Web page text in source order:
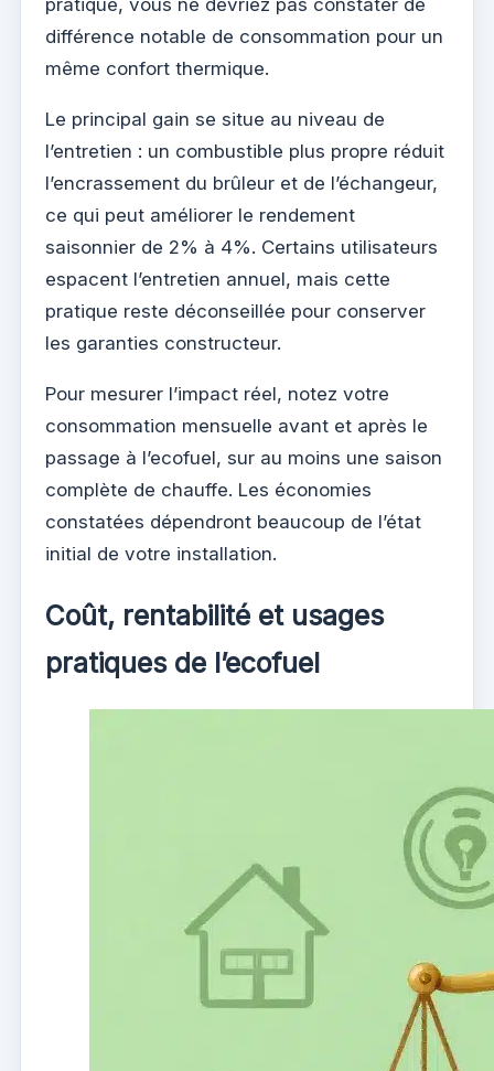
différence notable de consommation pour un
même confort thermique.
Le principal gain se situe au niveau de
l’entretien : un combustible plus propre réduit
l’encrassement du brûleur et de l’échangeur,
ce qui peut améliorer le rendement
saisonnier de 2% à 4%. Certains utilisateurs
espacent l’entretien annuel, mais cette
pratique reste déconseillée pour conserver
les garanties constructeur.
Pour mesurer l’impact réel, notez votre
consommation mensuelle avant et après le
passage à l’ecofuel, sur au moins une saison
complète de chauffe. Les économies
constatées dépendront beaucoup de l’état
initial de votre installation.
Coût, rentabilité et usages
pratiques de l’ecofuel